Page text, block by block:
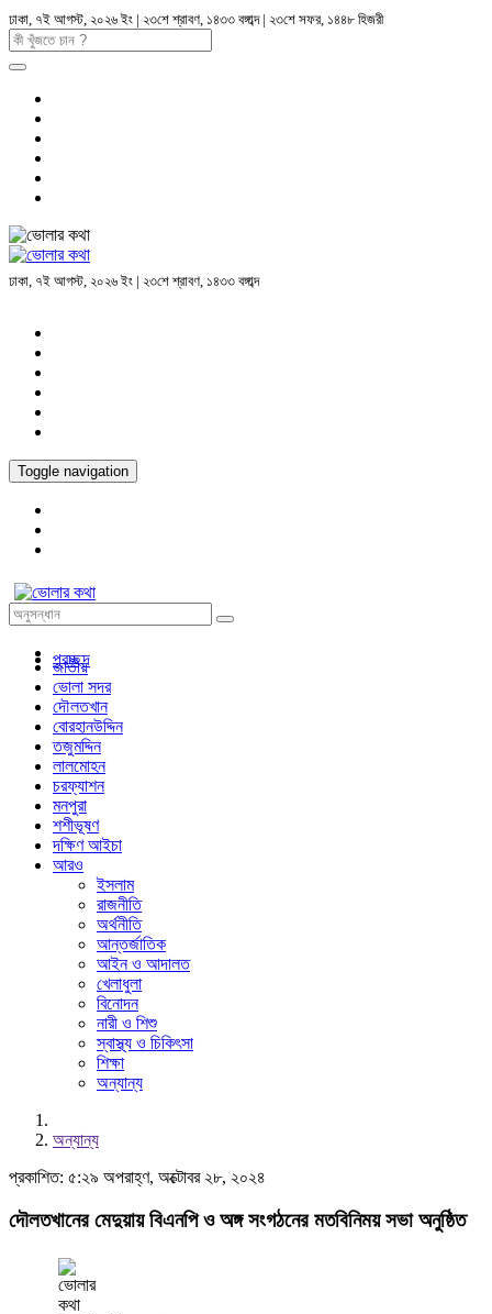
ঢাকা, ৭ই আগস্ট, ২০২৬ ইং | ২৩শে শ্রাবণ, ১৪৩৩ বঙ্গাব্দ | ২৩শে সফর, ১৪৪৮ হিজরী
ঢাকা, ৭ই আগস্ট, ২০২৬ ইং | ২৩শে শ্রাবণ, ১৪৩৩ বঙ্গাব্দ
Toggle navigation
প্রচ্ছদ
জাতীয়
ভোলা সদর
দৌলতখান
বোরহানউদ্দিন
তজুমদ্দিন
লালমোহন
চরফ্যাশন
মনপুরা
শশীভূষণ
দক্ষিণ আইচা
আরও
ইসলাম
রাজনীতি
অর্থনীতি
আন্তর্জাতিক
আইন ও আদালত
খেলাধুলা
বিনোদন
নারী ও শিশু
স্বাস্থ্য ও চিকিৎসা
শিক্ষা
অন্যান্য
অন্যান্য
প্রকাশিত: ৫:২৯ অপরাহ্ণ, অক্টোবর ২৮, ২০২৪
দৌলতখানের মেদুয়ায় বিএনপি ও অঙ্গ সংগঠনের মতবিনিময় সভা অনুষ্ঠিত